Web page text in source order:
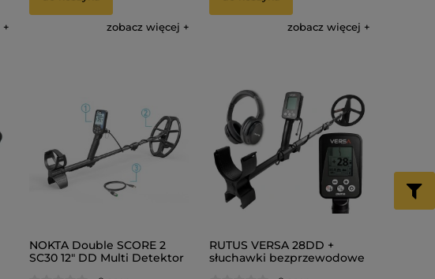
zobacz więcej zobacz więcej
NOKTA Double SCORE 2
SC30 12" DD Multi Detektor
RUTUS VERSA 28DD +
słuchawki bezprzewodowe